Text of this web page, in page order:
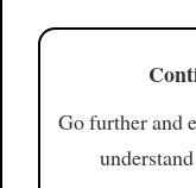
Go further and